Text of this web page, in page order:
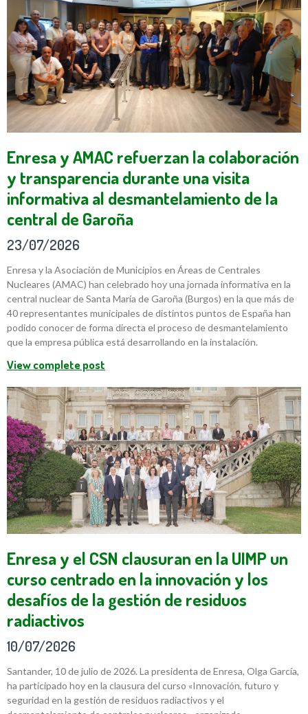
Enresa y AMAC refuerzan la colaboración
y transparencia durante una visita
informativa al desmantelamiento de la
central de Garoña
23/07/2026
Enresa y la Asociación de Municipios en Áreas de Centrales
Nucleares (AMAC) han celebrado hoy una jornada informativa en la
central nuclear de Santa María de Garoña (Burgos) en la que más de
40 representantes municipales de distintos puntos de España han
podido conocer de forma directa el proceso de desmantelamiento
que la empresa pública está desarrollando en la instalación.
View complete post
Enresa y el CSN clausuran en la UIMP un
curso centrado en la innovación y los
desafíos de la gestión de residuos
radiactivos
10/07/2026
Santander, 10 de julio de 2026. La presidenta de Enresa, Olga García,
ha participado hoy en la clausura del curso «Innovación, futuro y
seguridad en la gestión de residuos radiactivos y el